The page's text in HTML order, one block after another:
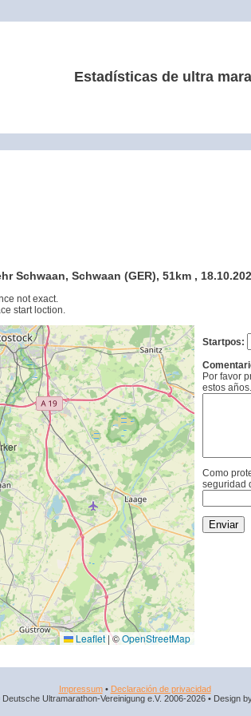
Estadísticas de ultra
Schwaan, Schwaan (GER), 51km ,
not exact.
start loction.
Leaflet |©OpenStreetMap
Startpos:
Por favor
estos años.
Como
seguridad
Impressum• Declaración de privacidad
Ultramarathon-Vereinigung e.V. 2006-2026 • Design